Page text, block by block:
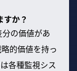
か？
の価値があ
的価値を持っ
各種監視シス